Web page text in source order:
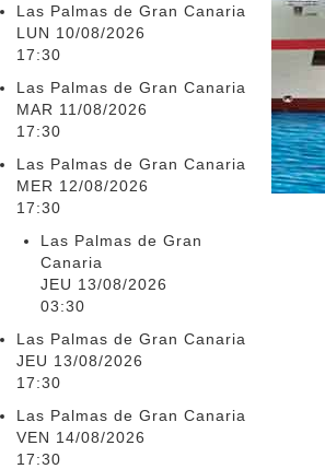
Las Palmas de Gran Canaria
LUN 10/08/2026
17:30
Las Palmas de Gran Canaria
MAR 11/08/2026
17:30
Las Palmas de Gran Canaria
MER 12/08/2026
17:30
Las Palmas de Gran
Canaria
JEU 13/08/2026
03:30
Las Palmas de Gran Canaria
JEU 13/08/2026
17:30
Las Palmas de Gran Canaria
VEN 14/08/2026
17:30